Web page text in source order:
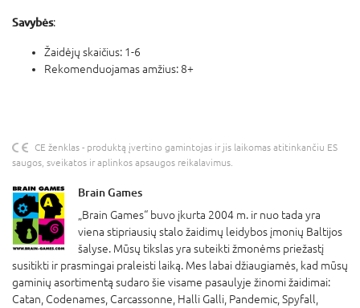
Savybės:
Žaidėjų skaičius: 1-6
Rekomenduojamas amžius: 8+
CE ženklas - produktą įvertino gamintojas ir jis laikomas atitinkančiu ES
saugos, sveikatos ir aplinkos apsaugos reikalavimus.
Brain Games
„Brain Games“ buvo įkurta 2004 m. ir nuo tada yra
viena stipriausių stalo žaidimų leidybos įmonių Baltijos
šalyse. Mūsų tikslas yra suteikti žmonėms priežastį
susitikti ir prasmingai praleisti laiką. Mes labai džiaugiamės, kad mūsų
gaminių asortimentą sudaro šie visame pasaulyje žinomi žaidimai:
Catan, Codenames, Carcassonne, Halli Galli, Pandemic, Spyfall,